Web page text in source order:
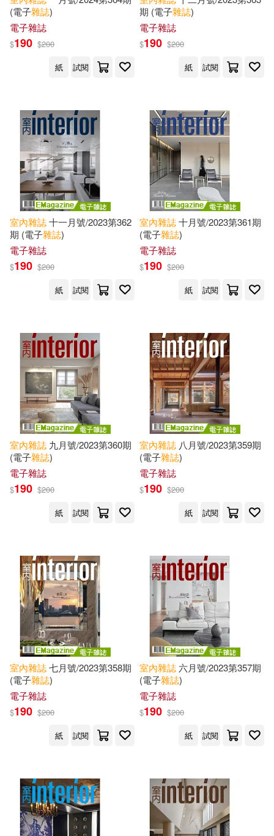
(電子雜誌)
電子雜誌
$190 $200
紙
試閱
期 (電子雜誌)
電子雜誌
$190 $200
紙
試閱
室內雜誌十一月號/2023第362
期 (電子雜誌)
電子雜誌
$190 $200
紙
試閱
室內雜誌十月號/2023第361期
(電子雜誌)
電子雜誌
$190 $200
紙
試閱
室內雜誌 九月號/2023第360期
(電子雜誌)
電子雜誌
$190 $200
紙
試閱
室內雜誌 八月號/2023第359期
(電子雜誌)
電子雜誌
$190 $200
紙
試閱
室內雜誌七月號/2023第358期
(電子雜誌)
電子雜誌
$190 $200
紙
試閱
室內雜誌 六月號/2023第357期
(電子雜誌)
電子雜誌
$190 $200
紙
試閱